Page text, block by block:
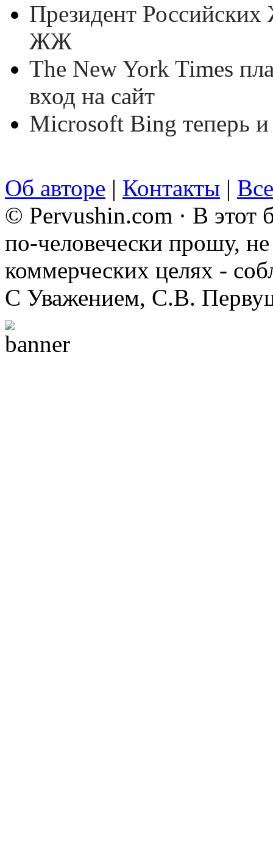
Президент Российских
ЖЖ
The New York Times
вход на сайт
Microsoft Bing теперь
Об авторе | Контакты |
© Pervushin.com · В этот
по-человечески прошу,
коммерческих целях -
С Уважением, С.В.